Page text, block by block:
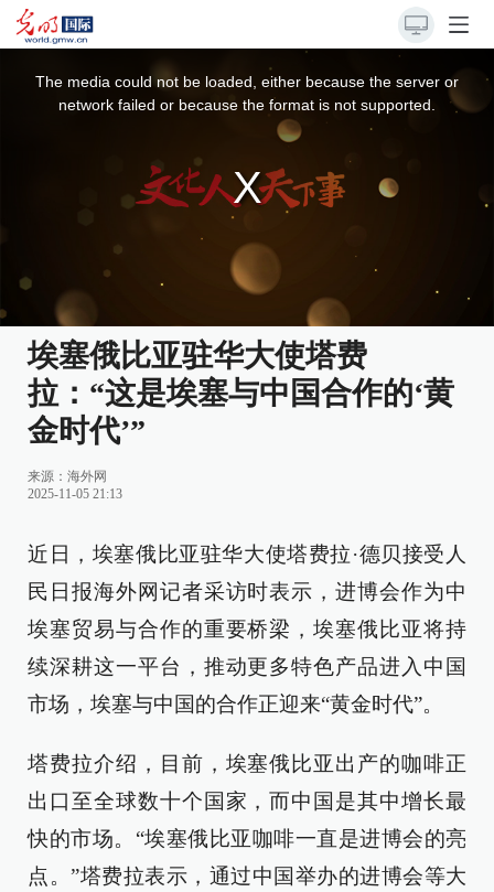
The media could not be loaded, either because the server or
network failed or because the format is not supported.
埃塞俄比亚驻华大使塔费
拉：“这是埃塞与中国合作的‘黄
金时代’”
来源： 海外网
2025-11-05 21:13
近日，埃塞俄比亚驻华大使塔费拉·德贝接受人
民日报海外网记者采访时表示，进博会作为中
埃塞贸易与合作的重要桥梁，埃塞俄比亚将持
续深耕这一平台，推动更多特色产品进入中国
市场，埃塞与中国的合作正迎来“黄金时代”。
塔费拉介绍，目前，埃塞俄比亚出产的咖啡正
出口至全球数十个国家，而中国是其中增长最
快的市场。“埃塞俄比亚咖啡一直是进博会的亮
点。”塔费拉表示，通过中国举办的进博会等大